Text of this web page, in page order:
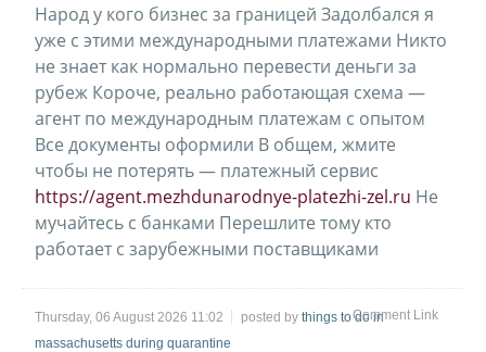
Народ у кого бизнес за границей Задолбался я
уже с этими международными платежами Никто
не знает как нормально перевести деньги за
рубеж Короче, реально работающая схема —
агент по международным платежам с опытом
Все документы оформили В общем, жмите
чтобы не потерять — платежный сервис
https://agent.mezhdunarodnye-platezhi-zel.ru Не
мучайтесь с банками Перешлите тому кто
работает с зарубежными поставщиками
Thursday, 06 August 2026 11:02 posted by things to do in
massachusetts during quarantine
Comment Link